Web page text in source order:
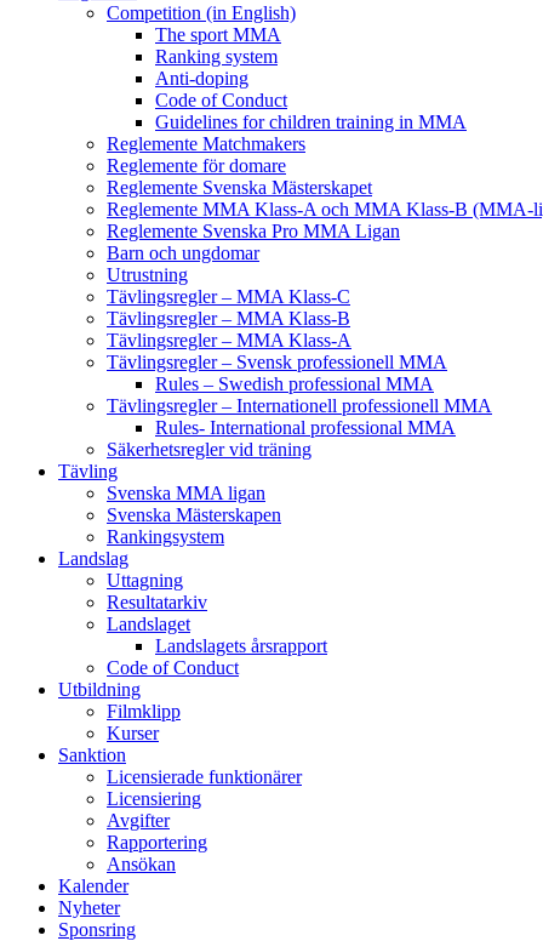
Competition (in English)
The sport MMA
Ranking system
Anti-doping
Code of Conduct
Guidelines for children training in MMA
Reglemente Matchmakers
Reglemente för domare
Reglemente Svenska Mästerskapet
Reglemente MMA Klass-A och MMA Klass-B (MMA-
Reglemente Svenska Pro MMA Ligan
Barn och ungdomar
Utrustning
Tävlingsregler – MMA Klass-C
Tävlingsregler – MMA Klass-B
Tävlingsregler – MMA Klass-A
Tävlingsregler – Svensk professionell MMA
Rules – Swedish professional MMA
Tävlingsregler – Internationell professionell MMA
Rules- International professional MMA
Säkerhetsregler vid träning
Tävling
Svenska MMA ligan
Svenska Mästerskapen
Rankingsystem
Landslag
Uttagning
Resultatarkiv
Landslaget
Landslagets årsrapport
Code of Conduct
Utbildning
Filmklipp
Kurser
Sanktion
Licensierade funktionärer
Licensiering
Avgifter
Rapportering
Ansökan
Kalender
Nyheter
Sponsring